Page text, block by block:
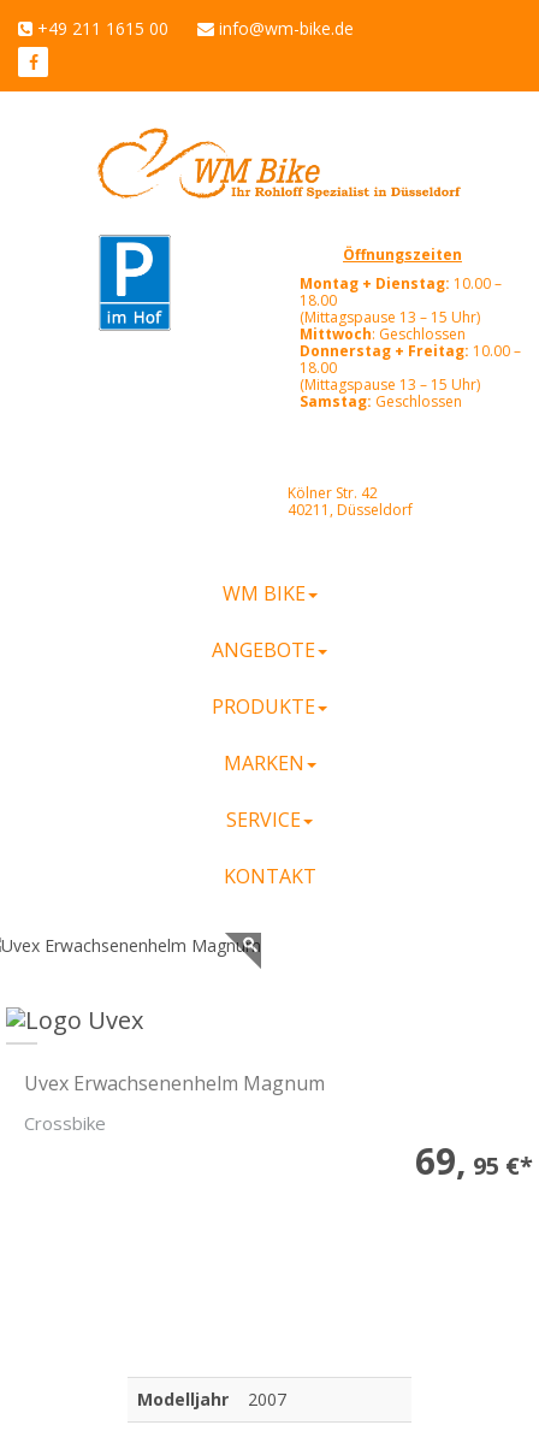
+49 211 1615 00 info@wm-bike.de
Öffnungszeiten
Montag + Dienstag: 10.00 –
18.00
(Mittagspause 13 – 15 Uhr)
Mittwoch: Geschlossen
Donnerstag + Freitag: 10.00 –
18.00
(Mittagspause 13 – 15 Uhr)
Samstag: Geschlossen
Kölner Str. 42
40211, Düsseldorf
WM BIKE
ANGEBOTE
PRODUKTE
MARKEN
SERVICE
KONTAKT
Uvex Erwachsenenhelm Magnum
Crossbike
69, 95 €*
Modelljahr
2007